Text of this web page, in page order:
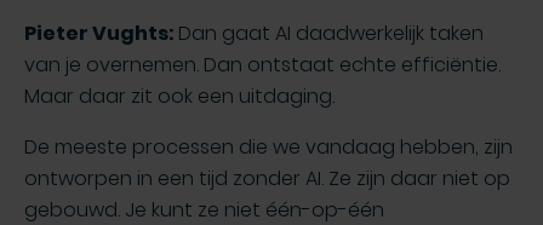
Pieter Vughts: Dan gaat AI daadwerkelijk taken
van je overnemen. Dan ontstaat echte efficiëntie.
Maar daar zit ook een uitdaging.
De meeste processen die we vandaag hebben, zijn
ontworpen in een tijd zonder AI. Ze zijn daar niet op
gebouwd. Je kunt ze niet één-op-één